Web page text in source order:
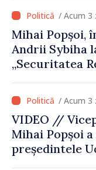
cultural al
/ Acum 3
Mihai Popșoi,
Andrii Sybiha
„Securitatea
de securitatea
/ Acum 3
VIDEO //
Mihai Popșoi
președintele